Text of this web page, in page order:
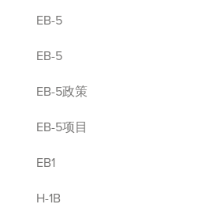
EB-5
EB-5
EB-5政策
EB-5项目
EB1
H-1B